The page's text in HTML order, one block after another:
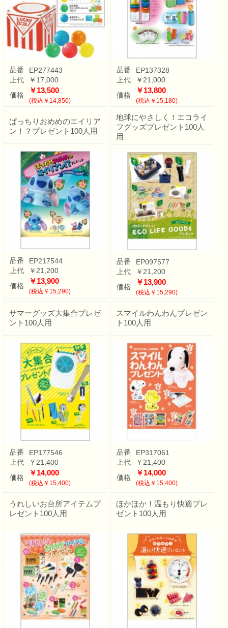
品番
EP277443
上代
￥17,000
価格
￥13,500
(税込￥14,850)
品番
EP137328
上代
￥21,000
価格
￥13,800
(税込￥15,180)
ぱっちりおめめのエイリア
ン！？プレゼント100人用
品番
EP217544
上代
￥21,200
価格
￥13,900
(税込￥15,290)
地球にやさしく！エコライ
フグッズプレゼント100人
用
品番
EP097577
上代
￥21,200
価格
￥13,900
(税込￥15,290)
サマーグッズ大集合プレゼ
ント100人用
品番
EP177546
上代
￥21,400
価格
￥14,000
(税込￥15,400)
スマイルわんわんプレゼン
ト100人用
品番
EP317061
上代
￥21,400
価格
￥14,000
(税込￥15,400)
うれしいお台所アイテムプ
レゼント100人用
ほかほか！温もり快適プレ
ゼント100人用